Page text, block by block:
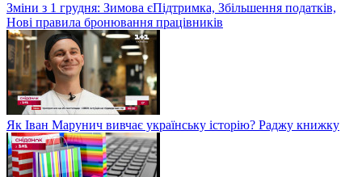
Зміни з 1 грудня: Зимова єПідтримка, Збільшення податків,
Нові правила бронювання працівників
Як Іван Марунич вивчає українську історію? Раджу книжку